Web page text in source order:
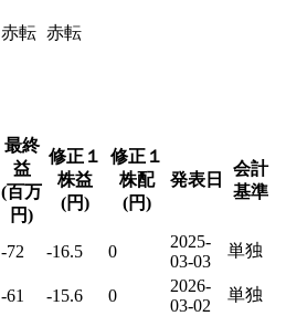
赤転 赤転
最終
益
(百万
円)
修正１
株益
(円)
修正１
株配
(円)
発表日
会計
基準
-72 -16.5 0
2025-
03-03
単独
-61 -15.6 0
2026-
03-02
単独